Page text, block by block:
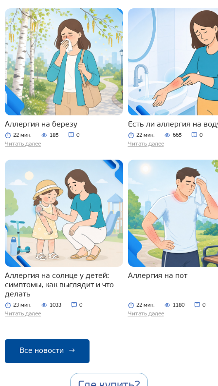
Аллергия на березу
22 мин. 185 0
Читать далее
Есть ли аллергия на
22 мин. 665 0
Читать далее
Аллергия на солнце у детей:
симптомы, как выглядит и что
делать
23 мин. 1033 0
Читать далее
Аллергия на пот
22 мин. 1180 0
Читать далее
Все новости →